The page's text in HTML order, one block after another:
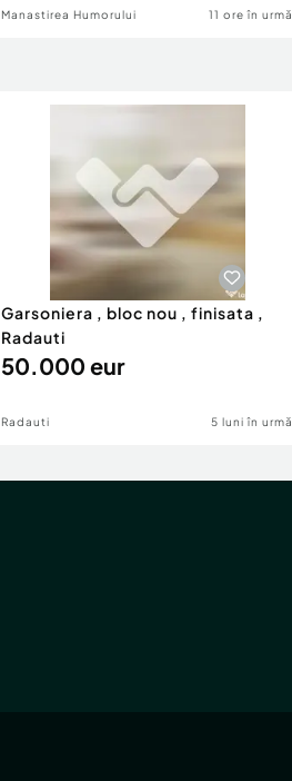
Manastirea Humorului 11 ore în urmă
Garsoniera , bloc nou , finisata ,
Radauti
50.000 eur
Radauti 5 luni în urmă